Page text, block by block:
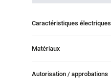
Caractéristiques électriques
Matériaux
Autorisation / approbations